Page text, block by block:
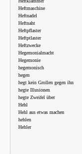
Heftmaschine
Heftnadel
Heftnaht
Heftpflaster
Heftptlaster
Heftzwecke
Hegemonialmacht
Hegemonie
hegemonisch
hegen
hegt kein Grollen gegen ihn
hegte Illusionen
hegte Zweifel über
Hehl
Hehl aus etwas machen
hehlen
Hehler